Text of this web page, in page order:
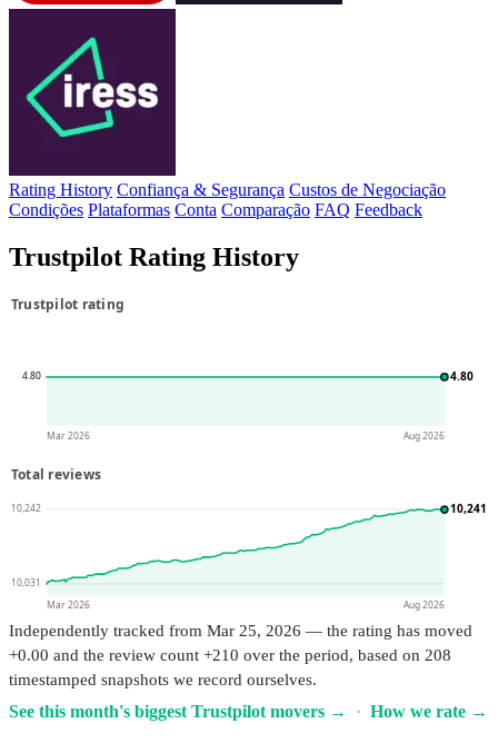
Rating History Confiança & Segurança Custos de Negociação
Condições Plataformas Conta Comparação FAQ Feedback
Trustpilot Rating History
Trustpilot rating
4.80
4.80 4.80
Mar 2026 Aug 2026
Total reviews
10,242
10,031
10,241
Mar 2026 Aug 2026
Independently tracked from Mar 25, 2026 — the rating has moved
+0.00 and the review count +210 over the period, based on 208
timestamped snapshots we record ourselves.
See this month's biggest Trustpilot movers → · How we rate →